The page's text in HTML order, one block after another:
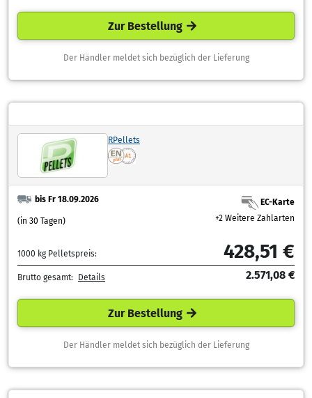
Zur Bestellung
Der Händler meldet sich bezüglich der Lieferung
RPellets
bis Fr 18.09.2026
(in 30 Tagen)
EC-Karte
+2 Weitere Zahlarten
1000 kg Pelletspreis: 428,51 €
Brutto gesamt: Details 2.571,08 €
Zur Bestellung
Der Händler meldet sich bezüglich der Lieferung